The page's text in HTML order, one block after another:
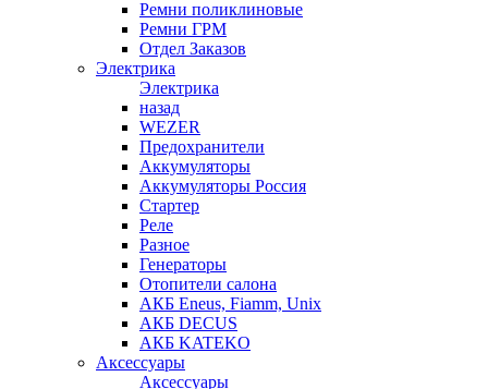
Ремни поликлиновые
Ремни ГРМ
Отдел Заказов
Электрика
Электрика
назад
WEZER
Предохранители
Аккумуляторы
Аккумуляторы Россия
Стартер
Реле
Разное
Генераторы
Отопители салона
АКБ Eneus, Fiamm, Unix
АКБ DECUS
АКБ KATEKO
Аксессуары
Аксессуары